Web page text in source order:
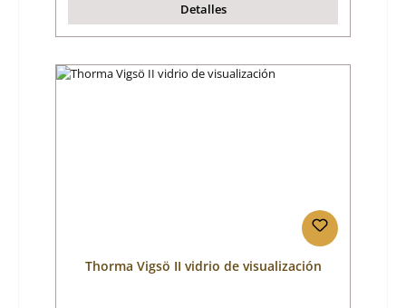
Detalles
Thorma Vigsö II vidrio de visualización